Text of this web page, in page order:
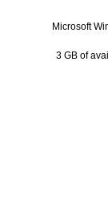
Microsoft
3 GB of